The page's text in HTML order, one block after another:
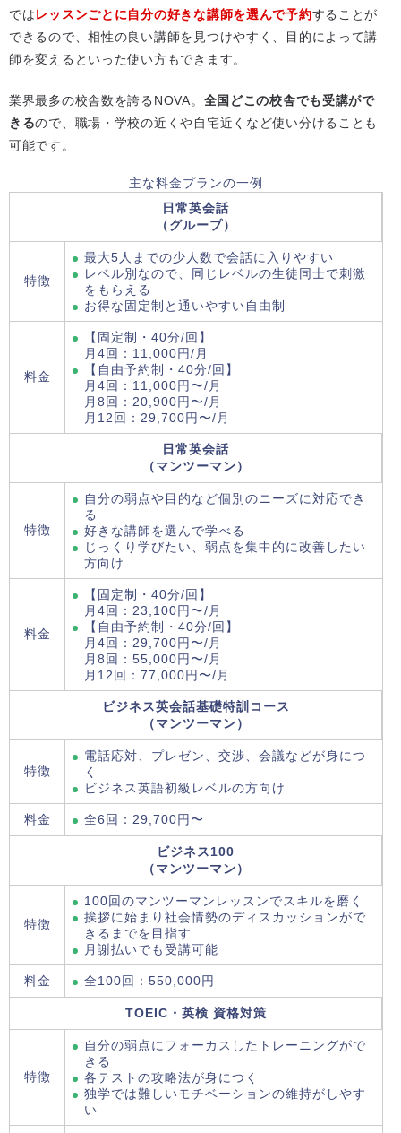
ではレッスンごとに自分の好きな講師を選んで予約することが
できるので、相性の良い講師を見つけやすく、目的によって講
師を変えるといった使い方もできます。
業界最多の校舎数を誇るNOVA。 全国どこの校舎でも受講がで
きるので、職場・学校の近くや自宅近くなど使い分けることも
可能です。
主な料金プランの一例
日常英会話
（グループ）
特徴
最大5人までの少人数で会話に入りやすい
レベル別なので、同じレベルの生徒同士で刺激
をもらえる
お得な固定制と通いやすい自由制
料金
【固定制・40分/回】
月4回：11,000円/月
【自由予約制・40分/回】
月4回：11,000円〜/月
月8回：20,900円〜/月
月12回：29,700円〜/月
日常英会話
（マンツーマン）
特徴
自分の弱点や目的など個別のニーズに対応でき
る
好きな講師を選んで学べる
じっくり学びたい、弱点を集中的に改善したい
方向け
料金
【固定制・40分/回】
月4回：23,100円〜/月
【自由予約制・40分/回】
月4回：29,700円〜/月
月8回：55,000円〜/月
月12回：77,000円〜/月
ビジネス英会話基礎特訓コース
（マンツーマン）
特徴
電話応対、プレゼン、交渉、会議などが身につ
く
ビジネス英語初級レベルの方向け
料金 全6回：29,700円〜
ビジネス100
（マンツーマン）
特徴
100回のマンツーマンレッスンでスキルを磨く
挨拶に始まり社会情勢のディスカッションがで
きるまでを目指す
月謝払いでも受講可能
料金 全100回：550,000円
TOEIC・英検 資格対策
特徴
自分の弱点にフォーカスしたトレーニングがで
きる
各テストの攻略法が身につく
独学では難しいモチベーションの維持がしやす
い